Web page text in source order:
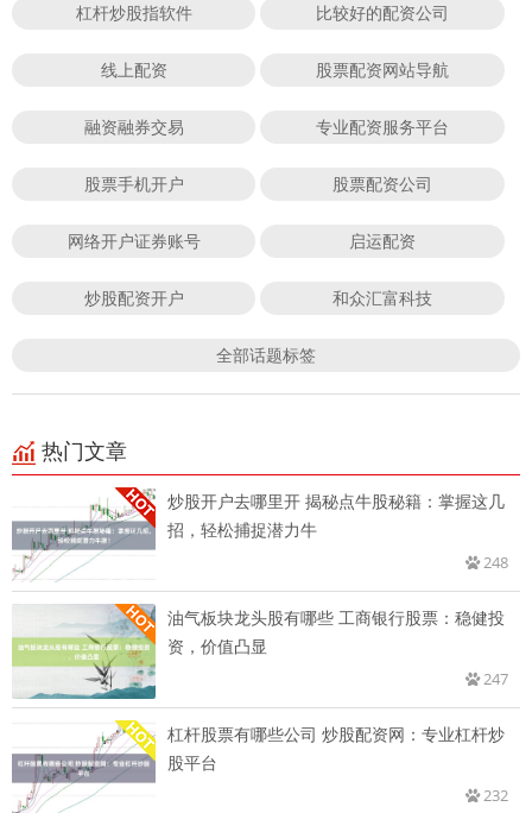
杠杆炒股指软件 比较好的配资公司
线上配资 股票配资网站导航
融资融券交易 专业配资服务平台
股票手机开户 股票配资公司
网络开户证券账号 启运配资
炒股配资开户 和众汇富科技
全部话题标签
热门文章
炒股开户去哪里开 揭秘点牛股秘籍：掌握这几
招，轻松捕捉潜力牛
248
油气板块龙头股有哪些 工商银行股票：稳健投
资，价值凸显
247
杠杆股票有哪些公司 炒股配资网：专业杠杆炒
股平台
232